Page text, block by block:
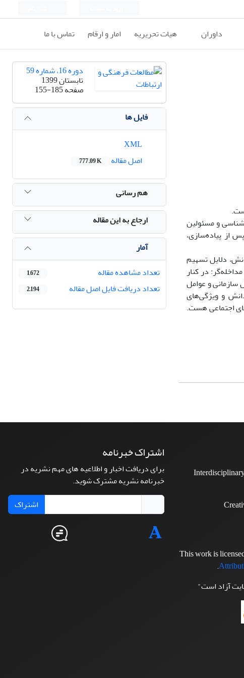
داوران هیات تحریریه امار و ارقام تماس با ما
شناسی و مسئولین
از پیاده‌سازی،
دلایل تسهیم
در کنار
سازمانی و عوامل
و ویژگی‌های
اجتماعی هست.
دوره 16، شماره 59
تابستان 1399
صفحه155-185
فایل ها
اصل مقاله
777.09 K
هم رسانی
ارجاع به این مقاله
آمار
تعداد مشاهده مقاله
1,672
تعداد دریافت فایل اصل مقاله 2,194
This work is
.
آزاد است"
اشتراک خبرنامه
برای دریافت اخبار و اطلاعیه های مهم نشریه در
خبرنامه نشریه مشترک شوید.
اشتراک